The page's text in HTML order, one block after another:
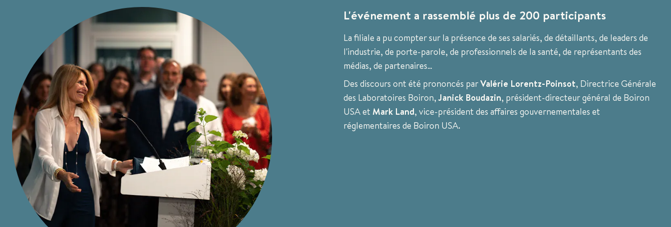
L'événement a rassemblé plus de 200 participants
La filiale a pu compter sur la présence de ses salariés, de détaillants, de leaders de
l'industrie, de porte-parole, de professionnels de la santé, de représentants des
médias, de partenaires…
Des discours ont été prononcés parValérie Lorentz-Poinsot, Directrice Générale
des Laboratoires Boiron, Janick Boudazin, président-directeur général de Boiron
USA et Mark Land, vice-président des affaires gouvernementales et
réglementaires de Boiron USA.